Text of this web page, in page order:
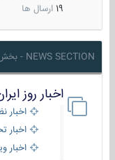
ارسال ها
NEWS SECTION - بخش خبر
اخبار روز
اخبار
اخبار
اخبار ویژه